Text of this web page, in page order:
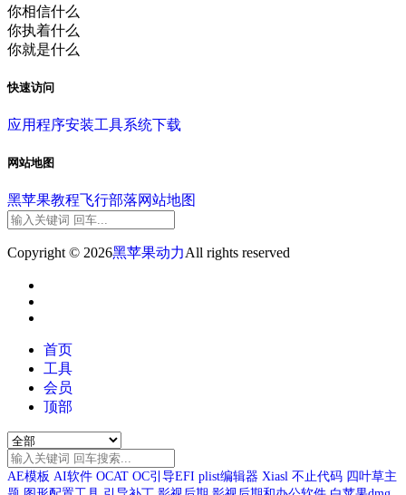
你相信什么
你执着什么
你就是什么
快速访问
应用程序安装工具系统下载
网站地图
黑苹果教程飞行部落网站地图
Copyright © 2026黑苹果动力All rights reserved
首页
工具
会员
顶部
AE模板 AI软件 OCAT OC引导EFI plist编辑器 Xiasl 不止代码 四叶草主